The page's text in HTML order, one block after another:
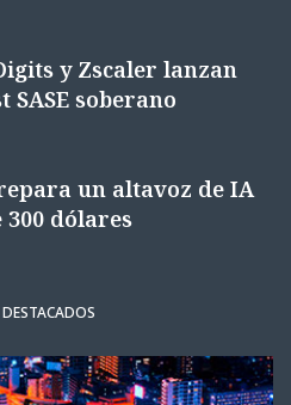
y Zscaler lanzan
SASE soberano
un altavoz de IA
300 dólares